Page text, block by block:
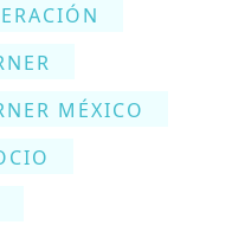
MÉXICO